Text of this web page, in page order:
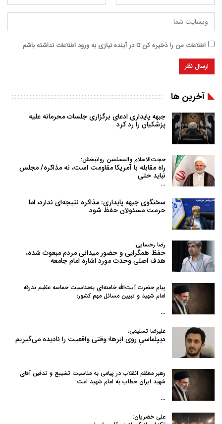
اطلاعات من را ذخیره کن تا در آینده نیازی به ورود اطلاعات نداشته باشم
آخرین ها
جبهه پایداری ادعای برگزاری جلسات محرمانه علیه
پزشکیان را رد کرد
حجت‌الاسلام والمسلمین روانبخش:
راه مقابله با آمریکا مقاومت است، نه مذاکره/ مجلس
نباید حتی
…
سخنگوی جبهه پایداری: مذاکره نتیجه‌ای ندارد، اما
حرمت مسئولان حفظ شود
رضا رخسایی:
حفظ همگرایی و حضور میدانی مردم مبعوث شده،
هدف اصلی وحدت مورد اشاره امام جامعه
پیام حضرت آیت‌الله خامنه‌ای به‌مناسبت حماسه عظیم بدرقه
امام شهید و تبیین مسائل مهم کشور؛
…
علیرضا تسلیمی:
دیپلماسیِ روی ابرها؛ وقتی واقعیت را نادیده می‌گیریم
رهبر معظم انقلاب در پیامی به‌ مناسبت تشییع و تدفین آقای
شهید ایران خطاب به امام شهید امت:
…
علی خضریان: